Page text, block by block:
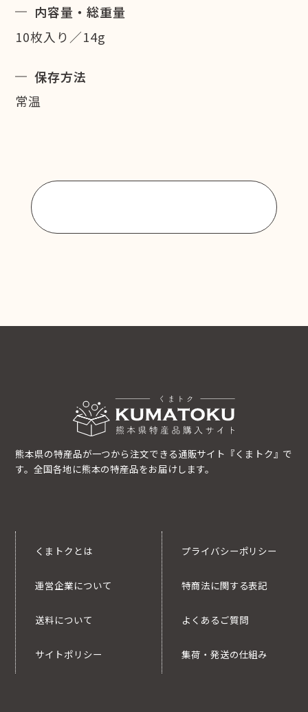
内容量・総重量
10枚入り／14g
保存方法
常温
熊本県の特産品が一つから注文できる通販サイト『くまトク』で
す。全国各地に熊本の特産品をお届けします。
くまトクとは
運営企業について
送料について
サイトポリシー
プライバシーポリシー
特商法に関する表記
よくあるご質問
集荷・発送の仕組み